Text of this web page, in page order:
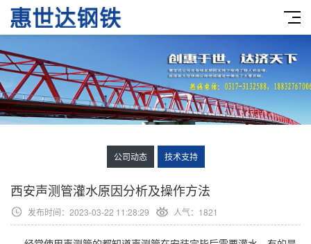
公司动态 技术支持
西安声测管灌水原因分析及操作方法
发布时间：2023-03-22 11:28:29 人气：1821